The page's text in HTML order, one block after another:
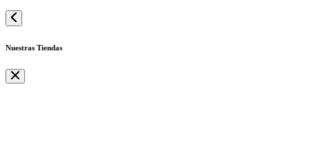
Nuestras Tiendas